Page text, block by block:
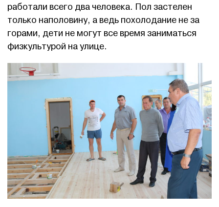
работали всего два человека. Пол застелен
только наполовину, а ведь похолодание не за
горами, дети не могут все время заниматься
физкультурой на улице.